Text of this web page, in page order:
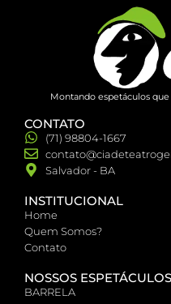
Montando espetáculos
CONTATO
(71) 98804-1667
Salvador - BA
INSTITUCIONAL
Home
Quem Somos?
Contato
NOSSOS ESPETÁCULOS
BARRELA